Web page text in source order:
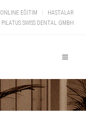
ONLINE EĞİTİM
HASTALAR
PILATUS SWISS DENTAL GMBH